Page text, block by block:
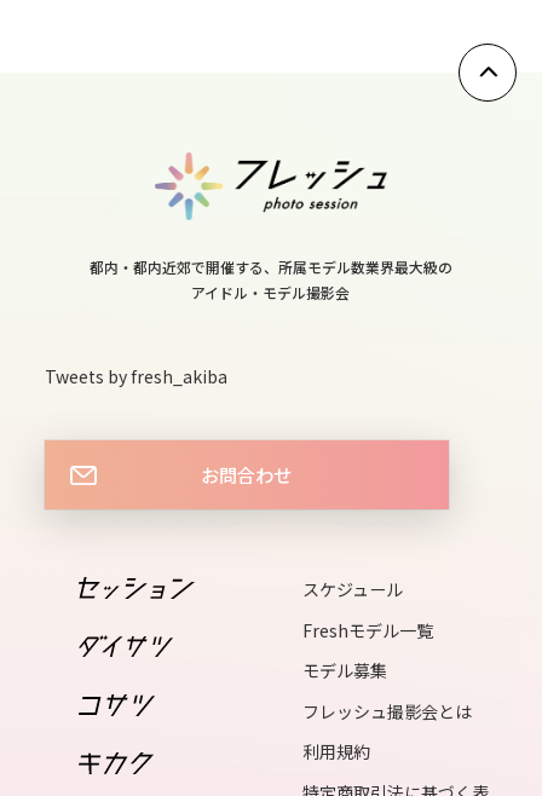
13
sat
sun
16
17
tue
18
19
thu
都内・都内近郊で開催する、所属モデル数業界最大級の
アイドル・モデル撮影会
Tweets by fresh_akiba
お問合わせ
スケジュール
Freshモデル一覧
モデル募集
フレッシュ撮影会とは
利用規約